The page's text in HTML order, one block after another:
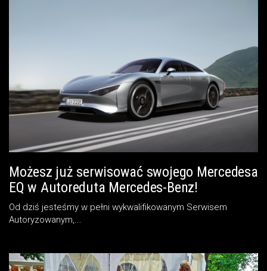
Możesz już serwisować swojego Mercedesa
EQ w Autoreduta Mercedes-Benz!
Od dziś jesteśmy w pełni wykwalifikowanym Serwisem
Autoryzowanym,...